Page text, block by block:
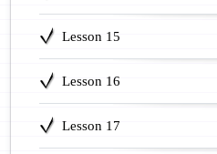
Lesson 15
Lesson 16
Lesson 17